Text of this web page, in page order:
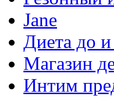
Jane
Диета до и
Магазин
Интим